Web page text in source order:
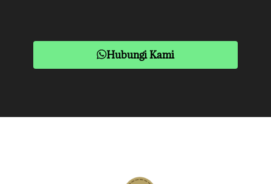
Hubungi Kami